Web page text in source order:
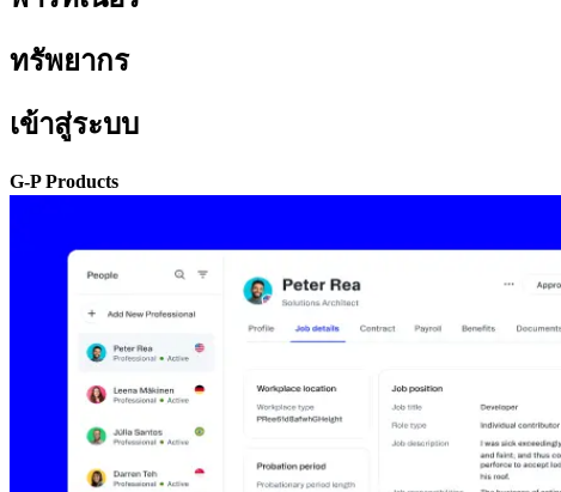
ทรัพยากร​​
เข้าสู่ระบบ​​
G-P Products​​